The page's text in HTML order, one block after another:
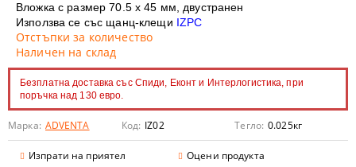
Вложка с размер 70.5 х 45 мм, двустранен
Използва се със щанц-клещи IZPC
Отстъпки за количество
Наличен на склад
Безплатна доставка със Спиди, Еконт и Интерлогистика, при
поръчка над 130 евро.
Марка: ADVENTA Код: IZ02 Тегло: 0.025кг
Изпрати на приятел Оцени продукта